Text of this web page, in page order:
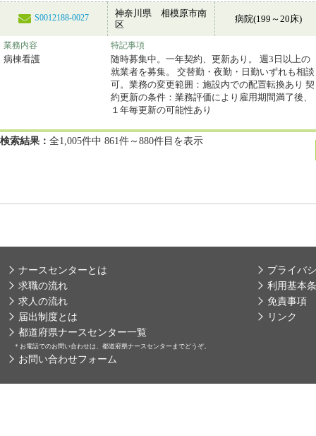
S0012188-0027
神奈川県 相模原市南
区
病院(199～20床)
業務内容
病棟看護
特記事項
随時募集中。一年契約、更新あり。 週3日以上の
就業者を募集。 交替勤・夜勤・日勤いずれも相談
可。業務の変更範囲：施設内での配置転換あり 契
約更新の条件：業務評価により雇用期間満了後、
１年毎更新の可能性あり
検索結果： 全1,005件中 861件～880件目を表示
ナースセンターとは
求職の流れ
求人の流れ
届出制度とは
都道府県ナースセンター一覧
＊ お電話でのお問い合わせは、都道府県ナースセンターまでどうぞ。
お問い合わせフォーム
プライバ
利用基本
免責事項
リンク